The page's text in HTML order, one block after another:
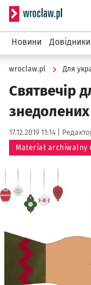
Новини
wroclaw.pl Для
Святвечір
Data publikacji:
17.12.2019 11:14 | Autor:
Materiał archiwalny
Kliknij, aby